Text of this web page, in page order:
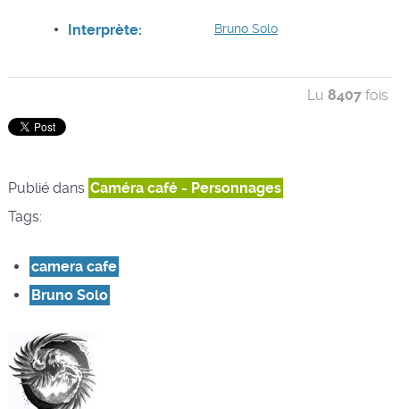
Interprète: Bruno Solo
Lu8407 fois
Publié dans Caméra café - Personnages
Tags:
camera cafe
Bruno Solo